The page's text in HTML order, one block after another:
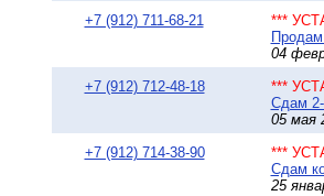
+7 (912) 711-68-21
***
04
+7 (912) 712-48-18
***
Сдам 2-
05 мая
+7 (912) 714-38-90
***
Сдам
25